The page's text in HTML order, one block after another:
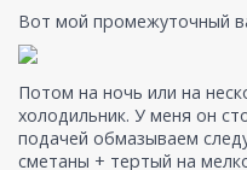
Вот мой промежуточный
Потом на ночь или на
холодильник. У меня он
подачей обмазываем
сметаны + тертый на